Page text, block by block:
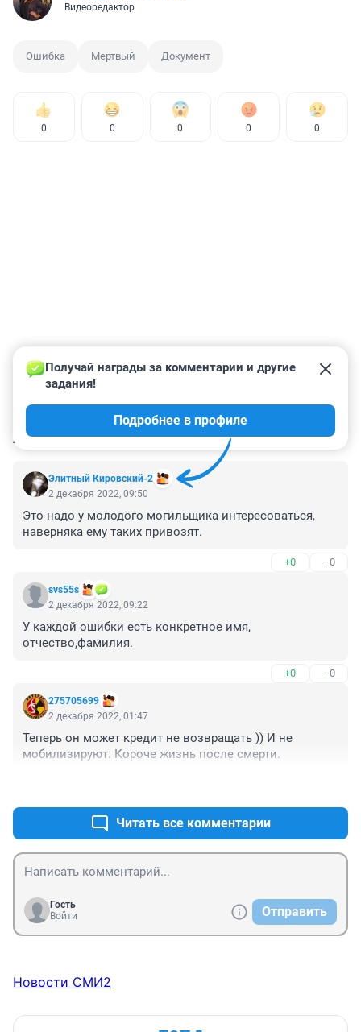
Видеоредактор
Ошибка Мертвый Документ
0 0 0 0 0
КОММЕНТАРИИ 13
Элитный Кировский-2
Получай награды за комментарии и другие
задания!
Подробнее в профиле
2 декабря 2022, 09:50
Это надо у молодого могильщика интересоваться,
наверняка ему таких привозят.
+0 –0
svs55s
2 декабря 2022, 09:22
У каждой ошибки есть конкретное имя,
отчество,фамилия.
+0 –0
275705699
2 декабря 2022, 01:47
Теперь он может кредит не возвращать )) И не
мобилизируют. Короче жизнь после смерти.
Читать все комментарии
Гость
Войти
Отправить
Новости СМИ2